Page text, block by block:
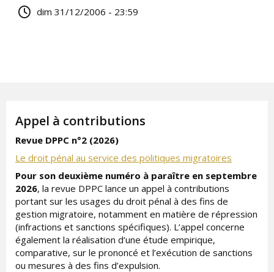
dim 31/12/2006 - 23:59
Appel à contributions
Revue DPPC n°2 (2026)
Le droit pénal au service des politiques migratoires
Pour son deuxième numéro à paraître en septembre
2026, la revue DPPC lance un appel à contributions
portant sur les usages du droit pénal à des fins de
gestion migratoire, notamment en matière de répression
(infractions et sanctions spécifiques). L’appel concerne
également la réalisation d’une étude empirique,
comparative, sur le prononcé et l’exécution de sanctions
ou mesures à des fins d’expulsion.